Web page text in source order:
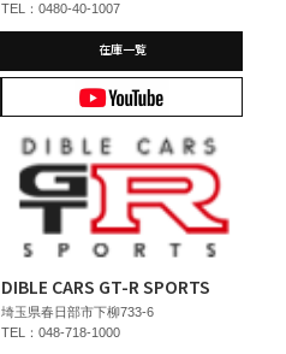
TEL：0480-40-1007
在庫一覧
DIBLE CARS GT-R SPORTS
埼玉県春日部市下柳733-6
TEL：048-718-1000